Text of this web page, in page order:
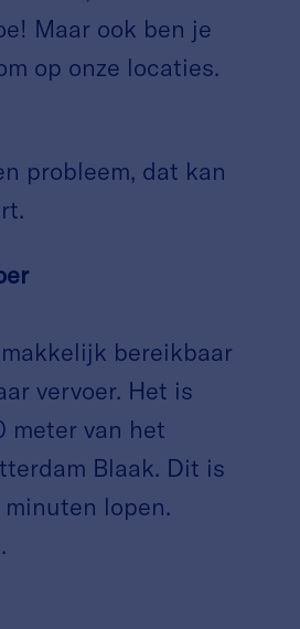
Maar ook ben je
op onze locaties.
probleem, dat kan
bereikbaar
vervoer. Het is
meter van het
Blaak. Dit is
lopen.
.